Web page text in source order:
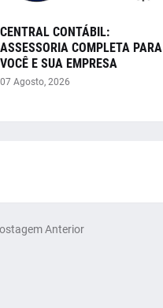
CENTRAL CONTÁBIL:
ASSESSORIA COMPLETA PARA
VOCÊ E SUA EMPRESA
07 Agosto, 2026
Anterior